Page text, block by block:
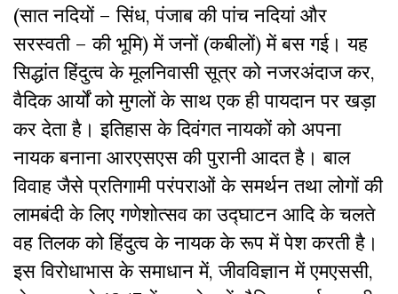
(सात नदियों – सिंध, पंजाब की पांच नदियां और
सरस्वती – की भूमि) में जनों (कबीलों) में बस गई। यह
सिद्धांत हिंदुत्व के मूलनिवासी सूत्र को नजरअंदाज कर,
वैदिक आर्यों को मुगलों के साथ एक ही पायदान पर खड़ा
कर देता है। इतिहास के दिवंगत नायकों को अपना
नायक बनाना आरएसएस की पुरानी आदत है। बाल
विवाह जैसे प्रतिगामी परंपराओं के समर्थन तथा लोगों की
लामबंदी के लिए गणेशोत्सव का उद्घाटन आदि के चलते
वह तिलक को हिंदुत्व के नायक के रूप में पेश करती है।
इस विरोधाभास के समाधान में, जीवविज्ञान में एमएससी,